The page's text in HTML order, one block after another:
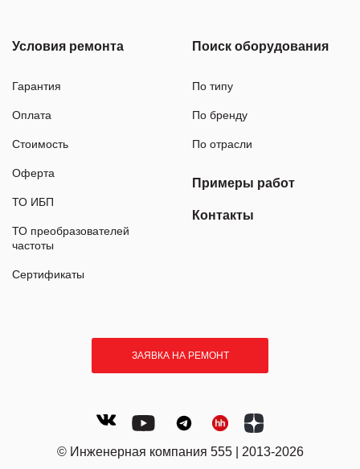
Условия ремонта
Гарантия
Оплата
Стоимость
Оферта
ТО ИБП
ТО преобразователей
частоты
Сертификаты
Поиск оборудования
По типу
По бренду
По отрасли
Примеры работ
Контакты
ЗАЯВКА НА РЕМОНТ
© Инженерная компания 555 | 2013-2026